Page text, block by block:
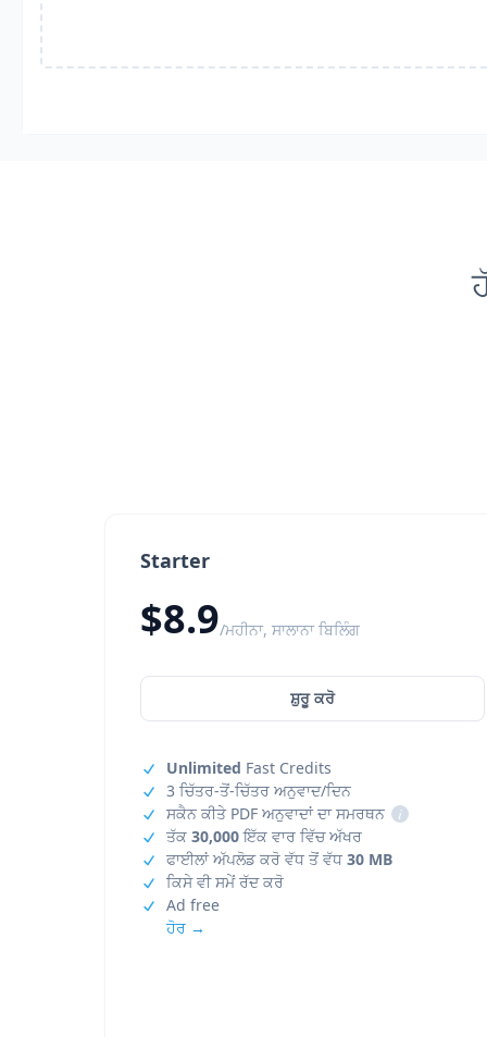
Starter
$8.9/ਮਹੀਨਾ, ਸਾਲਾਨਾ ਬਿਲਿੰਗ
ਸ਼ੁਰੂ ਕਰੋ
Unlimited Fast Credits
3 ਚਿੱਤਰ-ਤੋਂ-ਚਿੱਤਰ ਅਨੁਵਾਦ/ਦਿਨ
ਸਕੈਨ ਕੀਤੇ PDF ਅਨੁਵਾਦਾਂ ਦਾ ਸਮਰਥਨ
i
ਤੱਕ 30,000ਇੱਕ ਵਾਰ ਵਿੱਚ ਅੱਖਰ
ਫਾਈਲਾਂ ਅੱਪਲੋਡ ਕਰੋ ਵੱਧ ਤੋਂ ਵੱਧ 30 MB
ਕਿਸੇ ਵੀ ਸਮੇਂ ਰੱਦ ਕਰੋ
Ad free
ਹੋਰ →